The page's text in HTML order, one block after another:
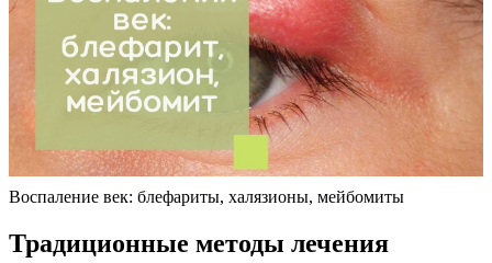
Воспаление век: блефариты, халязионы, мейбомиты
Традиционные методы лечения